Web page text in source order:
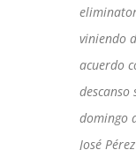
viniendo
acuerdo
domingo
José